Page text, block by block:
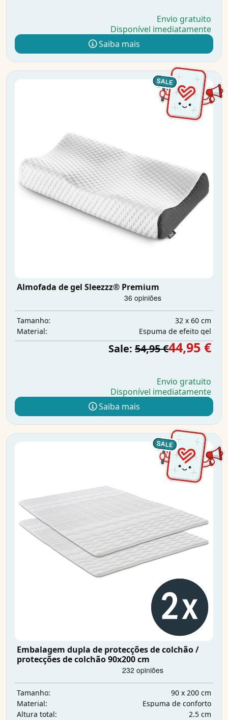
Envio gratuito
Disponível imediatamente
Saiba mais
Almofada de gel Sleezzz® Premium
Tamanho:
32 x 60 cm
Material:
Espuma de efeito gel
Sale: 54,95 €44,95 €
Envio gratuito
Disponível imediatamente
Saiba mais
Embalagem dupla de protecções de colchão /
protecções de colchão 90x200 cm
Tamanho:
90 x 200 cm
Material:
Espuma de conforto
Altura total:
2.5 cm